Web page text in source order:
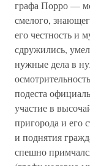
графа Порро —
смелого,
его честность и
сдружились,
нужные дела в
подеста
участие в
пригорода и его
и поднятия
спешно